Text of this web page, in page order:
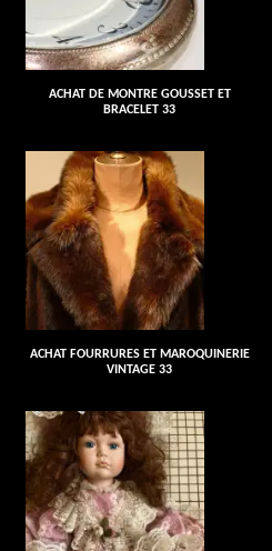
ACHAT DE MONTRE GOUSSET ET
BRACELET 33
ACHAT FOURRURES ET MAROQUINERIE
VINTAGE 33